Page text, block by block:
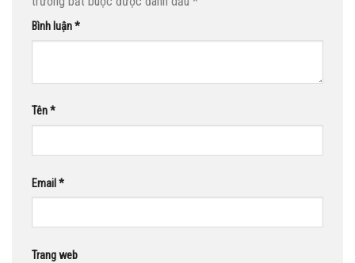
Bình luận*
Tên*
Email *
Trang web